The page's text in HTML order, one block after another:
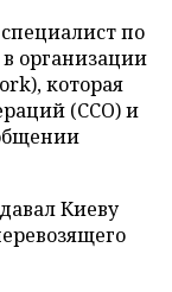
по
организации
которая
(ССО) и
Киеву